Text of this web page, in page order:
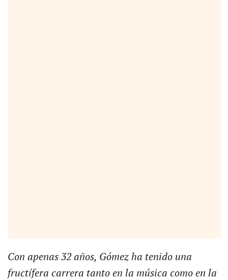
Con apenas 32 años, Gómez ha tenido una
fructífera carrera tanto en la música como en la